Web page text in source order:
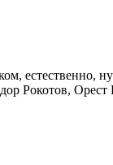
естественно,
Рокотов,